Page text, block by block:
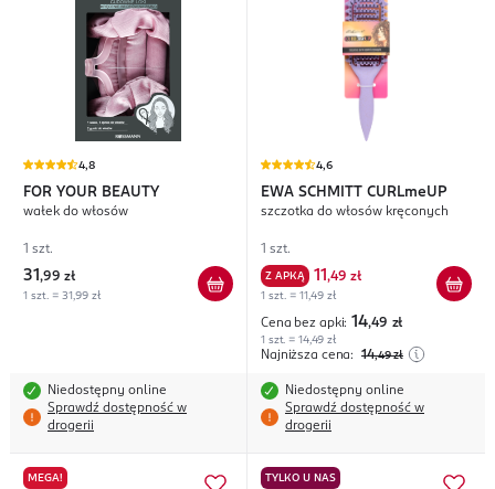
4,8
FOR YOUR BEAUTY
wałek do włosów
1 szt.
31 ,99 zł
1 szt. = 31,99 zł
Niedostępny online
Sprawdź dostępność w
drogerii
4,6
EWA SCHMITT CURLmeUP
szczotka do włosów kręconych
1 szt.
Z APKĄ 11 ,49 zł
1 szt. = 11,49 zł
Cena bez apki: 14,49 zł
1 szt. = 14,49 zł
Najniższa cena: 14,49 zł
Niedostępny online
Sprawdź dostępność w
drogerii
MEGA! TYLKO U NAS